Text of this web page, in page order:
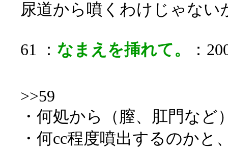
尿道から噴くわけじゃない
61 ： なまえを挿れて。 ：
>>59
・何処から（膣、肛門など
・何cc程度噴出するのかと